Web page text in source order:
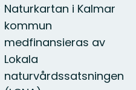
Naturkartan i Kalmar
kommun
medfinansieras av
Lokala
naturvårdssatsningen